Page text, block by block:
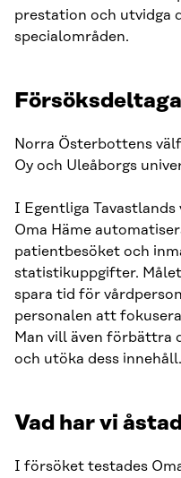
prestation och utvidga
specialområden.
Norra Österbottens
Oy och Uleåborgs
I Egentliga
Oma Häme
patientbesöket och
statistikuppgifter.
spara tid för
personalen att
Man vill även förbättra
och utöka dess innehåll.
Vad har vi
I försöket testades